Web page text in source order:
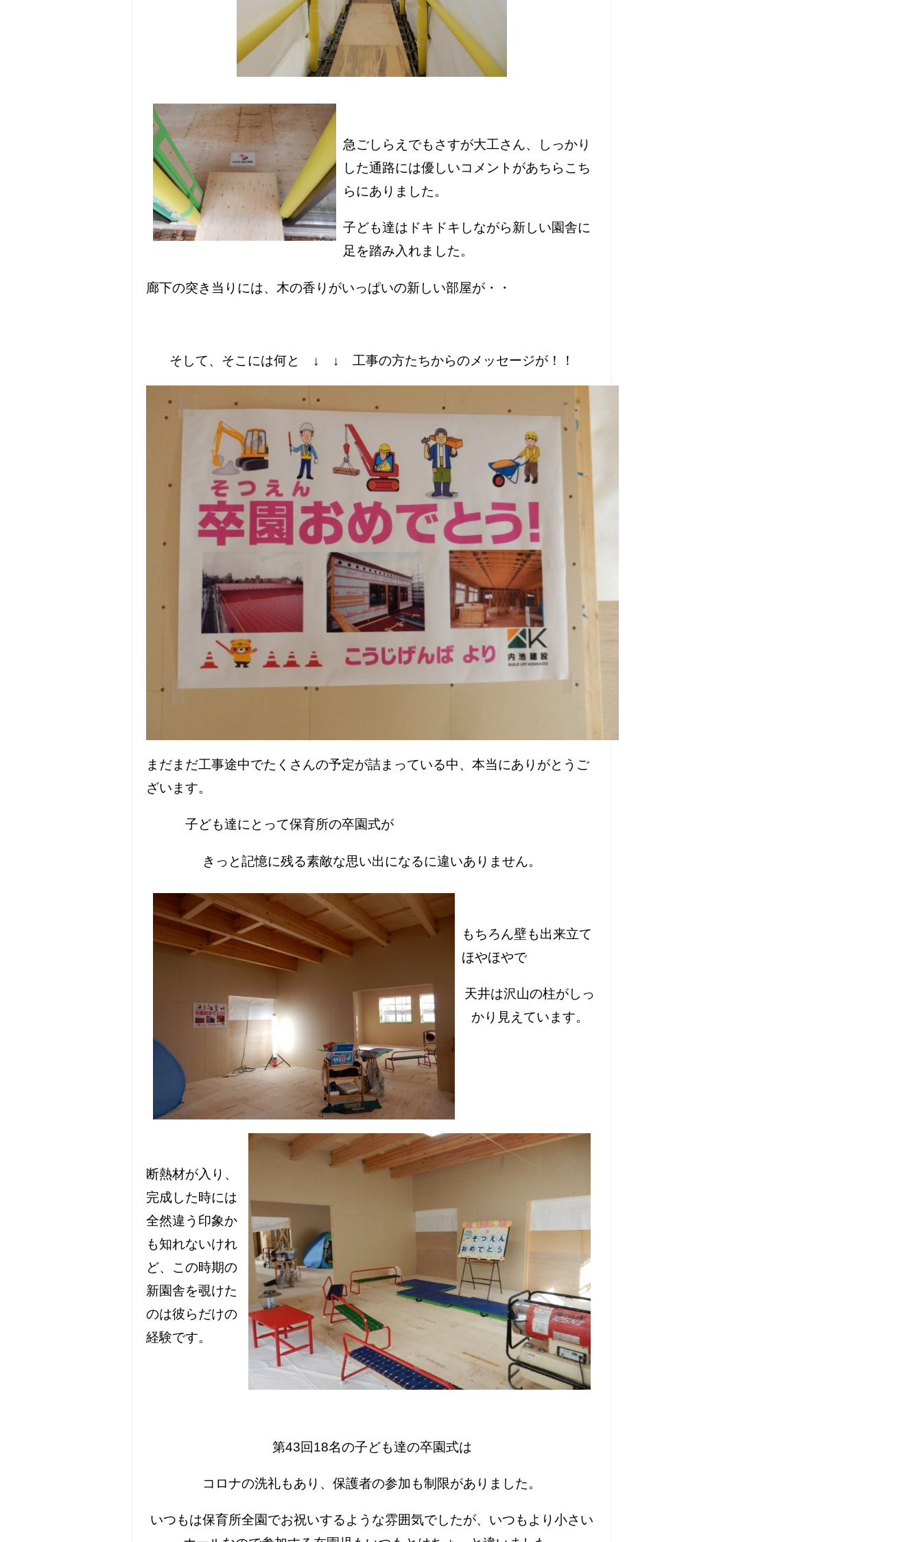
急ごしらえでもさすが大工さん、しっかり
した通路には優しいコメントがあちらこち
らにありました。
子ども達はドキドキしながら新しい園舎に
足を踏み入れました。
廊下の突き当りには、木の香りがいっぱいの新しい部屋が・・
そして、そこには何と ↓ ↓ 工事の方たちからのメッセージが！！
まだまだ工事途中でたくさんの予定が詰まっている中、本当にありがとうご
ざいます。
子ども達にとって保育所の卒園式が
きっと記憶に残る素敵な思い出になるに違いありません。
もちろん壁も出来立て
ほやほやで
天井は沢山の柱がしっ
かり見えています。
断熱材が入り、
完成した時には
全然違う印象か
も知れないけれ
ど、この時期の
新園舎を覗けた
のは彼らだけの
経験です。
第43回18名の子ども達の卒園式は
コロナの洗礼もあり、保護者の参加も制限がありました。
いつもは保育所全園でお祝いするような雰囲気でしたが、いつもより小さい